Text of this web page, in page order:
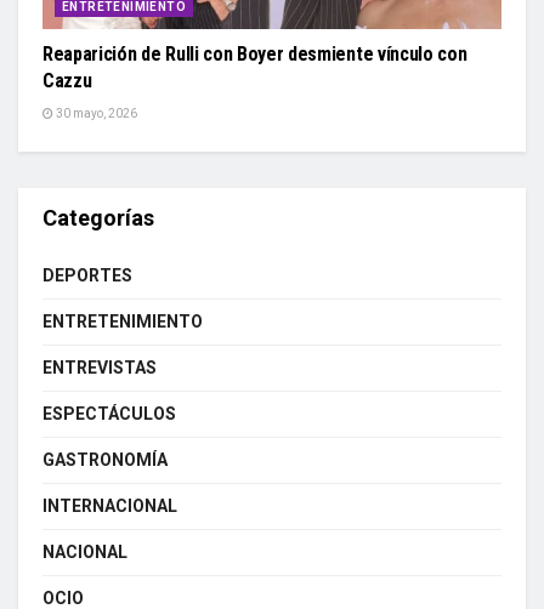
ENTRETENIMIENTO
Reaparición de Rulli con Boyer desmiente vínculo con
Cazzu
30 mayo, 2026
Categorías
DEPORTES
ENTRETENIMIENTO
ENTREVISTAS
ESPECTÁCULOS
GASTRONOMÍA
INTERNACIONAL
NACIONAL
OCIO